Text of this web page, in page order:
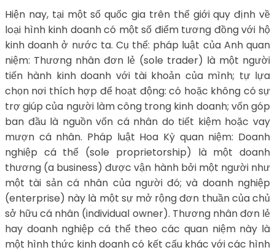
Hiện nay, tại một số quốc gia trên thế giới quy định về
loại hình kinh doanh có một số điểm tương đồng với hộ
kinh doanh ở nước ta. Cụ thể: pháp luật của Anh quan
niệm: Thương nhân đơn lẻ (sole trader) là một người
tiến hành kinh doanh với tài khoản của mình; tự lựa
chọn nơi thích hợp để hoạt động: có hoặc không có sự
trợ giúp của người làm công trong kinh doanh; vốn góp
ban đầu là nguồn vốn cá nhân do tiết kiệm hoặc vay
mượn cá nhân. Pháp luật Hoa Kỳ quan niệm: Doanh
nghiệp cá thể (sole proprietorship) là một doanh
thương (a business) được vận hành bởi một người như
một tài sản cá nhân của người đó; và doanh nghiệp
(enterprise) này là một sự mở rộng đơn thuần của chủ
sở hữu cá nhân (individual owner). Thương nhân đơn lẻ
hay doanh nghiệp cá thể theo các quan niệm này là
một hình thức kinh doanh có kết cấu khác với các hình